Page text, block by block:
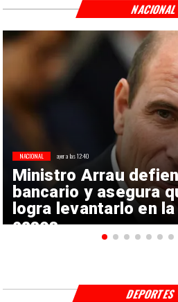
Ministro Arrau
bancario y asegura
logra levantarlo en
casos
NACIONAL ayer a las 12:40
NACIONAL
DEPORTES